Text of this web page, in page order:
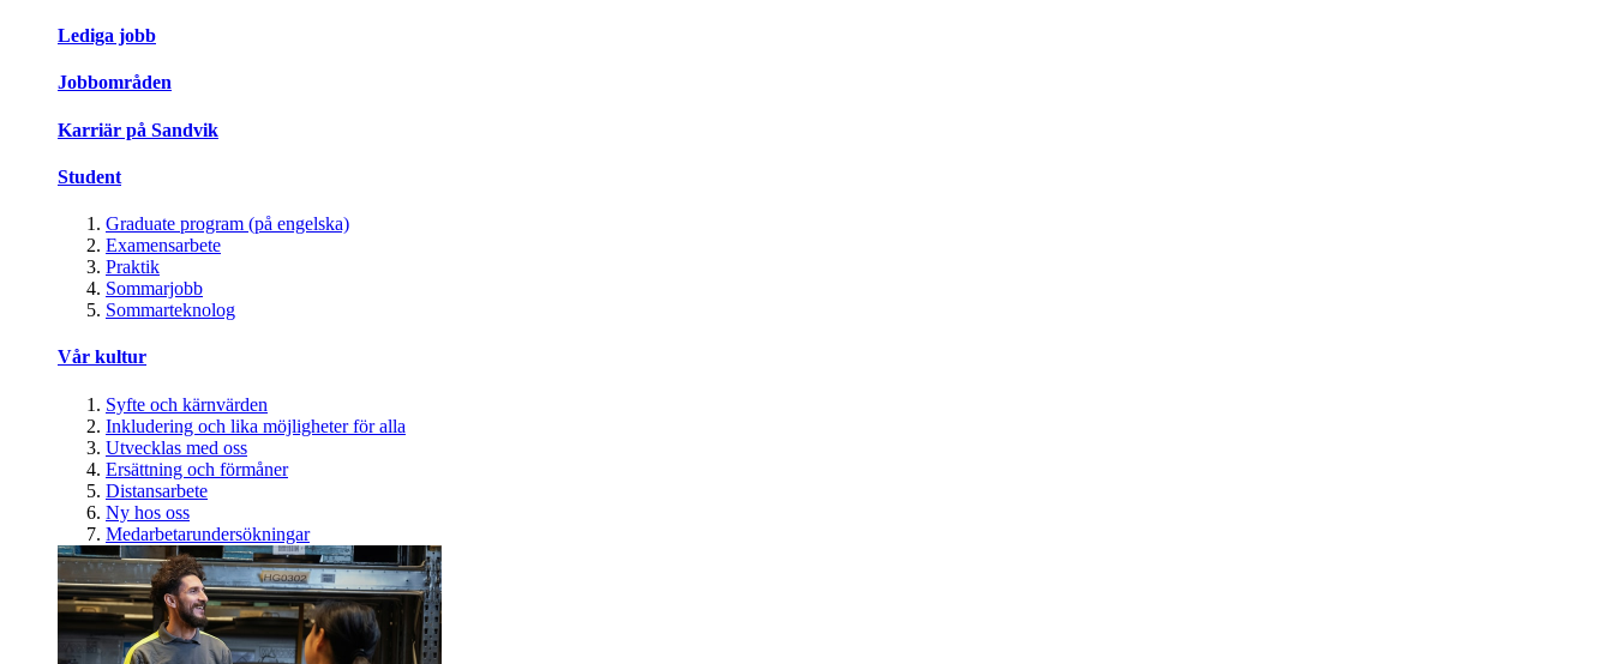
Lediga jobb
Jobbområden
Karriär på Sandvik
Student
Graduate program (på engelska)
Examensarbete
Praktik
Sommarjobb
Sommarteknolog
Vår kultur
Syfte och kärnvärden
Inkludering och lika möjligheter för alla
Utvecklas med oss
Ersättning och förmåner
Distansarbete
Ny hos oss
Medarbetarundersökningar